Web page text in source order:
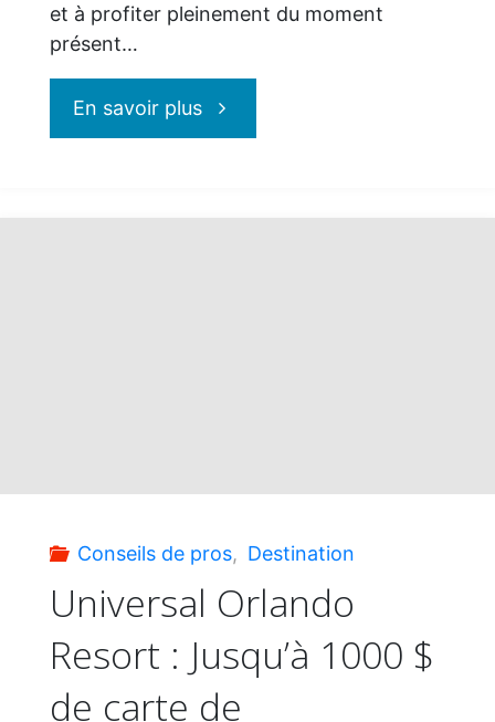
et à profiter pleinement du moment
présent…
En savoir plus"Nouveautés
et
des
expériences
Conseils de pros, Destination
Universal Orlando
Resort : Jusqu’à 1000 $
de carte de